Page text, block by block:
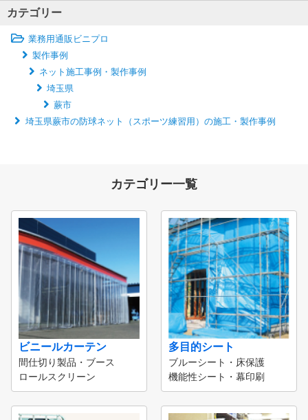
カテゴリー
業務用通販ビニプロ
製作事例
ネット施工事例・製作事例
埼玉県
蕨市
埼玉県蕨市の防球ネット（スポーツ練習用）の施工・製作事例
カテゴリー一覧
ビニールカーテン
間仕切り製品・ブース
ロールスクリーン
多目的シート
ブルーシート・床保護
機能性シート・幕印刷